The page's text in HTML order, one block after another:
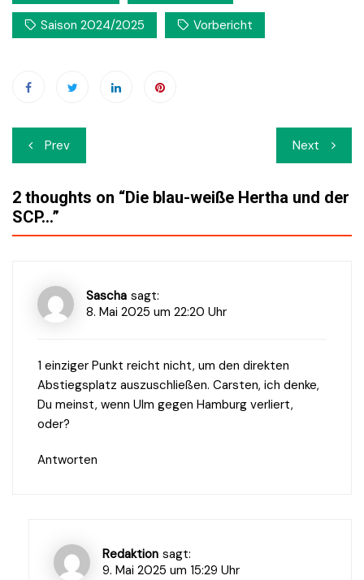
Saison 2024/2025 Vorbericht
Beitrags-
Navigation
Prev Next
2 thoughts on “Die blau-weiße Hertha und der
SCP…”
Sascha sagt:
8. Mai 2025 um 22:20 Uhr
1 einziger Punkt reicht nicht, um den direkten
Abstiegsplatz auszuschließen. Carsten, ich denke,
Du meinst, wenn Ulm gegen Hamburg verliert,
oder?
Antworten
Redaktion sagt:
9. Mai 2025 um 15:29 Uhr